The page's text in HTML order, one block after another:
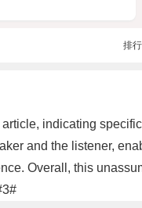
排行
indicating
and the listener,
Overall, this